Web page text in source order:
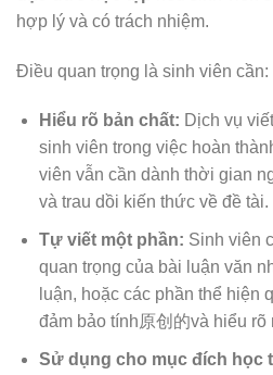
hợp lý và có trách nhiệm.
Điều quan trọng là sinh viên cần:
Hiểu rõ bản chất: Dịch vụ
sinh viên trong việc hoàn
viên vẫn cần dành thời gian
và trau dồi kiến thức về đề tài.
Tự viết một phần: Sinh viên
quan trọng của bài luận văn
luận, hoặc các phần thể hiện
đảm bảo tính原创的và hiểu rõ
Sử dụng cho mục đích học